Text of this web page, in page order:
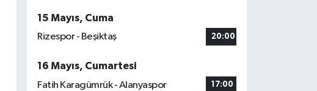
15 Mayıs, Cuma
Rizespor - Beşiktaş
20:00
16 Mayıs, Cumartesi
Fatih Karagümrük - Alanyaspor
17:00